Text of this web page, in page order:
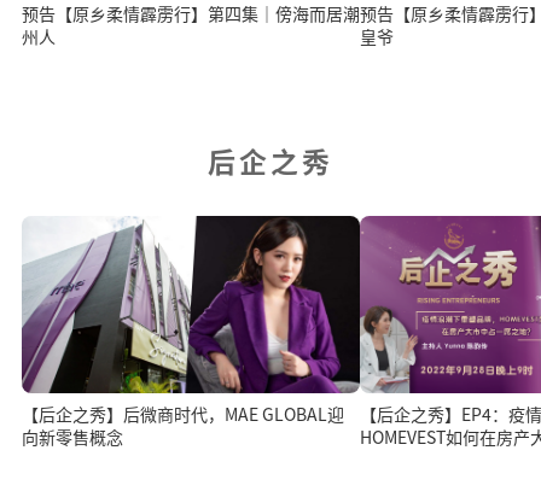
预告【原乡柔情霹雳行】第四集｜傍海而居潮
州人
预告【原乡柔情霹雳行
皇爷
后企之秀
【后企之秀】后微商时代，MAE GLOBAL迎
向新零售概念
【后企之秀】EP4：疫
HOMEVEST如何在房